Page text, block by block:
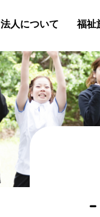
法人について 福祉